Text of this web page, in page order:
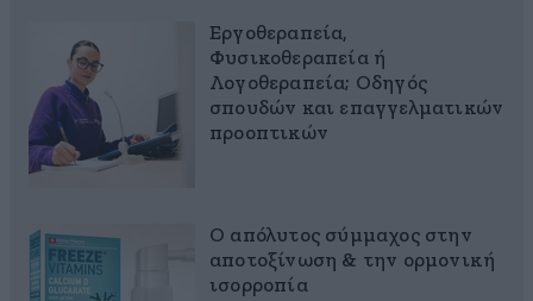
Εργοθεραπεία,
Φυσικοθεραπεία ή
Λογοθεραπεία; Οδηγός
σπουδών και επαγγελματικών
προοπτικών
Ο απόλυτος σύμμαχος στην
αποτοξίνωση & την ορμονική
ισορροπία